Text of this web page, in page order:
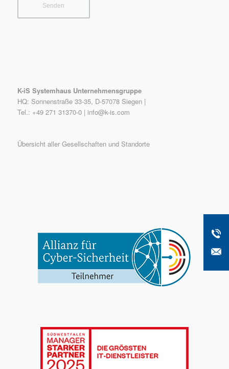
K-iS Systemhaus Unternehmensgruppe
HQ: Sonnenstraße 33-35, D-57078 Siegen |
Tel.: +49 271 31370-0 | info@k-is.com
Übersicht aller Gesellschaften und Standorte